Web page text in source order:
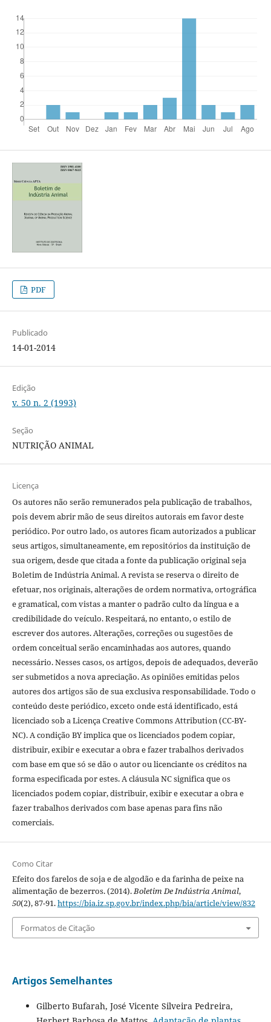
PDF
Publicado
14-01-2014
Edição
v. 50 n. 2 (1993)
Seção
NUTRIÇÃO ANIMAL
Licença
Os autores não serão remunerados pela publicação de trabalhos,
pois devem abrir mão de seus direitos autorais em favor deste
periódico. Por outro lado, os autores ficam autorizados a publicar
seus artigos, simultaneamente, em repositórios da instituição de
sua origem, desde que citada a fonte da publicação original seja
Boletim de Indústria Animal. A revista se reserva o direito de
efetuar, nos originais, alterações de ordem normativa, ortográfica
e gramatical, com vistas a manter o padrão culto da língua e a
credibilidade do veículo. Respeitará, no entanto, o estilo de
escrever dos autores. Alterações, correções ou sugestões de
ordem conceitual serão encaminhadas aos autores, quando
necessário. Nesses casos, os artigos, depois de adequados, deverão
ser submetidos a nova apreciação. As opiniões emitidas pelos
autores dos artigos são de sua exclusiva responsabilidade. Todo o
conteúdo deste periódico, exceto onde está identificado, está
licenciado sob a Licença Creative Commons Attribution (CC-BY-
NC). A condição BY implica que os licenciados podem copiar,
distribuir, exibir e executar a obra e fazer trabalhos derivados
com base em que só se dão o autor ou licenciante os créditos na
forma especificada por estes. A cláusula NC significa que os
licenciados podem copiar, distribuir, exibir e executar a obra e
fazer trabalhos derivados com base apenas para fins não
comerciais.
Como Citar
Efeito dos farelos de soja e de algodão e da farinha de peixe na
alimentação de bezerros. (2014).Boletim De Indústria Animal,
50(2), 87-91.https://bia.iz.sp.gov.br/index.php/bia/article/view/832
Formatos de Citação
Artigos Semelhantes
Gilberto Bufarah, José Vicente Silveira Pedreira,